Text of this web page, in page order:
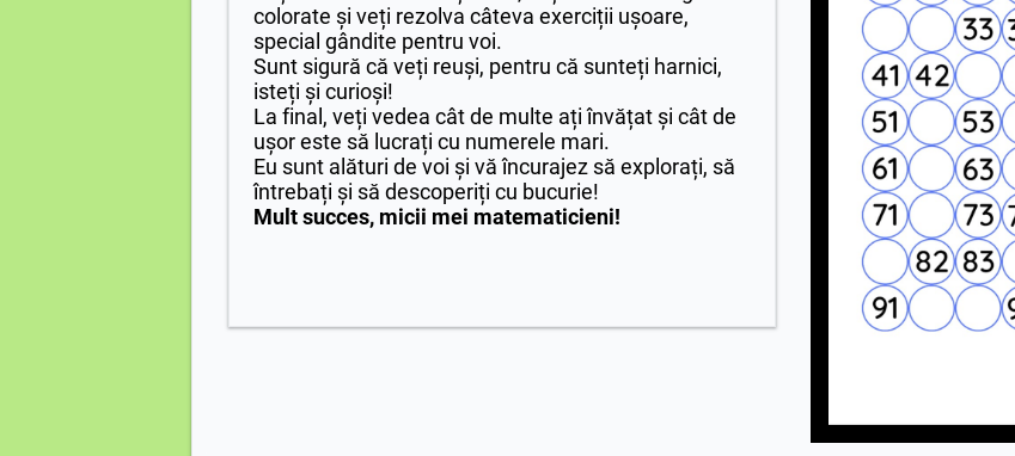
colorate și veți rezolva câteva exerciții ușoare,
special gândite pentru voi.
Sunt sigură că veți reuși, pentru că sunteți harnici,
isteți și curioși!
La final, veți vedea cât de multe ați învățat și cât de
ușor este să lucrați cu numerele mari.
Eu sunt alături de voi și vă încurajez să explorați, să
întrebați și să descoperiți cu bucurie!
Mult succes, micii mei matematicieni!